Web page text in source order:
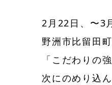
2月22日、〜3
野洲市比留田
「こだわりの
次にのめり込